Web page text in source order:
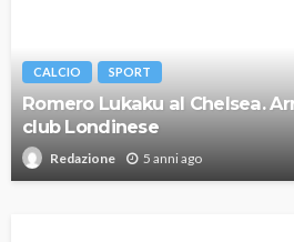
CALCIO SPORT
Romero Lukaku al Chelsea.
club Londinese
Redazione 5 anni ago